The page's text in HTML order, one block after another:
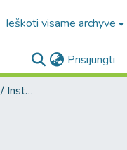
Ieškoti visame archyve
Prisijungti
5.3. Institucijų rinkiniai / Institutional collections